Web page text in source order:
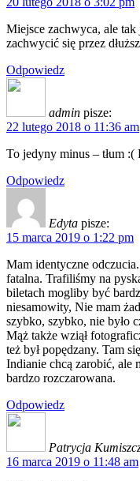
Miejsce zachwyca, ale
zachwycić się przez
Odpowiedz
admin pisze:
22 lutego 2018 o 11:36 am
To jedyny minus – tłum
Odpowiedz
Edyta pisze:
15 marca 2019 o 1:22 pm
Mam identyczne
fatalna. Trafiliśmy na
biletach mogliby być
niesamowity, Nie mam
szybko, szybko, nie było
Mąż także wziął
też był popędzany. Tam
Indianie chcą zarobić, ale
bardzo rozczarowana.
Odpowiedz
Patrycja
16 marca 2019 o 11:48 am